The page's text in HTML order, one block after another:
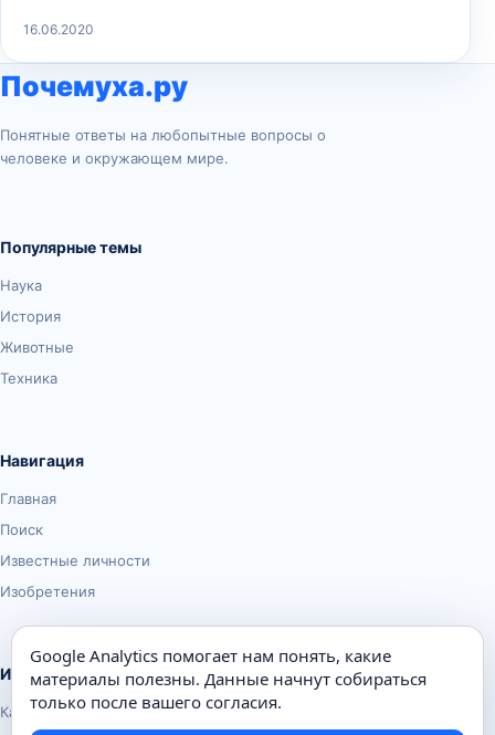
16.06.2020
Почемуха.ру
Понятные ответы на любопытные вопросы о
человеке и окружающем мире.
Популярные темы
Наука
История
Животные
Техника
Навигация
Главная
Поиск
Известные личности
Изобретения
Информация
Карта сайта
Google Analytics помогает нам понять, какие
материалы полезны. Данные начнут собираться
только после вашего согласия.